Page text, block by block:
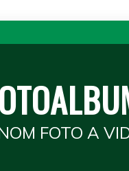
FOTO A